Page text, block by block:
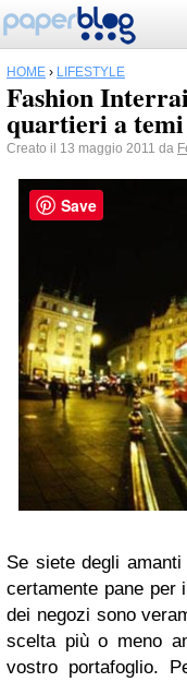
HOME › LIFESTYLE
Fashion
quartieri a
Creato il 13 maggio 2011 da
Se siete degli
certamente pane per
dei negozi sono
scelta più o meno
vostro portafoglio.
Save